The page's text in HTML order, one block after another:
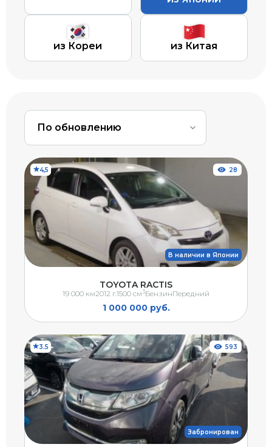
из Кореи из Китая
По обновлению
4,5
В наличии в Японии
28
TOYOTA RACTIS
1 000 000 руб.
19 000 км2012 г.1500 см3БензинПередний
3.5
Забронирован
593